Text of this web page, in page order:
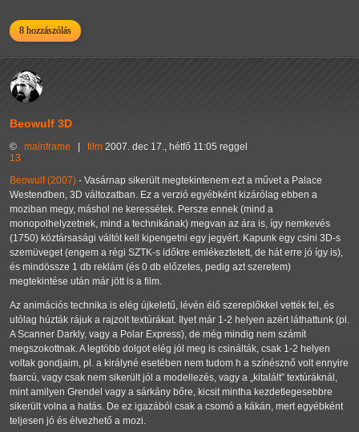
8 hozzászólás
Beowulf 3D
© mainframe | film 2007. dec 17., hétfő 11:05 reggel
13
Beowulf (2007) - Vasárnap sikerült megtekintenem ezt a művet a Palace
Westendben, 3D változatban. Ez a verzió egyébként kizárólag ebben a
moziban megy, máshol ne keressétek. Persze ennek (mind a
monopolhelyzetnek, mind a technikának) megvan az ára is, így nemkevés
(1750) köztársasági váltót kell kipengetni egy jegyért. Kapunk egy csini 3D-s
szemüveget (engem a régi SZTK-s időkre emlékeztetett, de hát erre jó így is),
és mindössze 1 db reklám (és 0 db előzetes, pedig azt szeretem)
megtekintése után már jött is a film.
Az animációs technika is elég újkeletű, lévén élő szereplőkkel vették fel, és
utólag húzták rájuk a rajzolt textúrákat. Ilyet már 1-2 helyen azért láthattunk (pl.
A Scanner Darkly, vagy a Polar Express), de még mindig nem számít
megszokottnak. A legtöbb dolgot elég jól meg is csinálták, csak 1-2 helyen
voltak gondjaim, pl. a királyné esetében nem tudom h a színésznő volt ennyire
faarcú, vagy csak nem sikerült jól a modellezés, vagy a kitalált textúráknál,
mint amilyen Grendel vagy a sárkány bőre, kicsit mintha kezdetlegesebbre
sikerült volna a hatás. De ez igazából csak a csomó a kákán, mert egyébként
teljesen jó és élvezhető a mozi.